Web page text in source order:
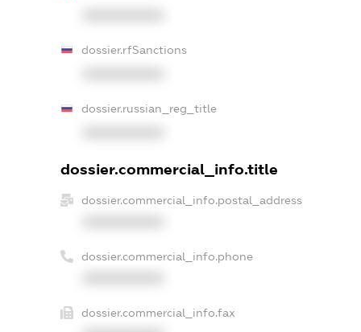
dossier.rfSanctions
dossier.russian_reg_title
dossier.commercial_info.title
dossier.commercial_info.postal_address
dossier.commercial_info.phone
dossier.commercial_info.fax